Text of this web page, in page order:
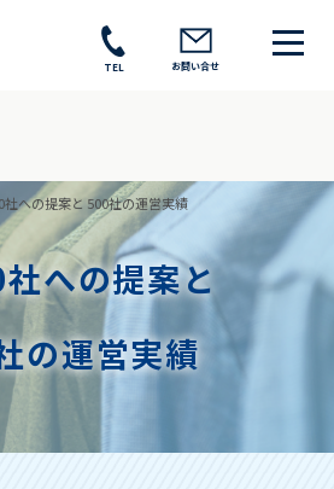
TEL お問い合せ
社への提案と 500社の運営実績
への提案と
の運営実績